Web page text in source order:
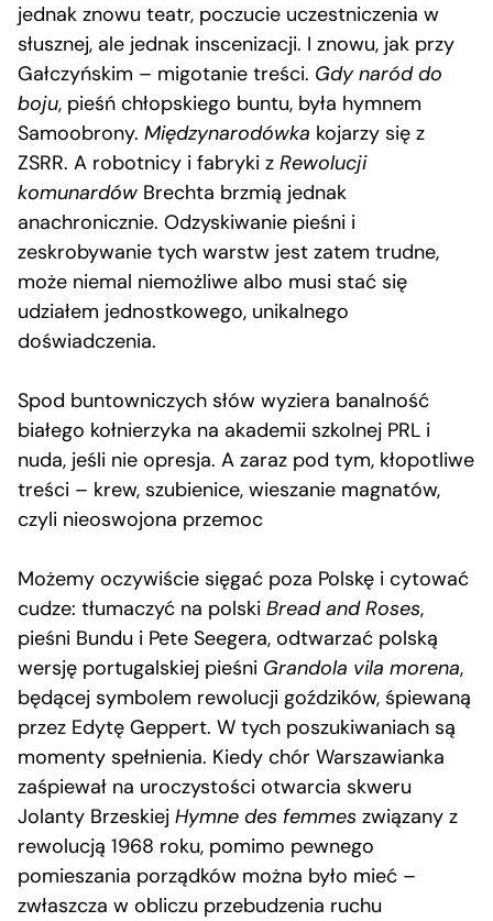
jednak znowu teatr, poczucie uczestniczenia w
słusznej, ale jednak inscenizacji. I znowu, jak przy
Gałczyńskim – migotanie treści. Gdy naród do
boju, pieśń chłopskiego buntu, była hymnem
Samoobrony. Międzynarodówka kojarzy się z
ZSRR. A robotnicy i fabryki z Rewolucji
komunardów Brechta brzmią jednak
anachronicznie. Odzyskiwanie pieśni i
zeskrobywanie tych warstw jest zatem trudne,
może niemal niemożliwe albo musi stać się
udziałem jednostkowego, unikalnego
doświadczenia.
Spod buntowniczych słów wyziera banalność
białego kołnierzyka na akademii szkolnej PRL i
nuda, jeśli nie opresja. A zaraz pod tym, kłopotliwe
treści – krew, szubienice, wieszanie magnatów,
czyli nieoswojona przemoc
Możemy oczywiście sięgać poza Polskę i cytować
cudze: tłumaczyć na polski Bread and Roses,
pieśni Bundu i Pete Seegera, odtwarzać polską
wersję portugalskiej pieśni Grandola vila morena,
będącej symbolem rewolucji goździków, śpiewaną
przez Edytę Geppert. W tych poszukiwaniach są
momenty spełnienia. Kiedy chór Warszawianka
zaśpiewał na uroczystości otwarcia skweru
Jolanty Brzeskiej Hymne des femmes związany z
rewolucją 1968 roku, pomimo pewnego
pomieszania porządków można było mieć –
zwłaszcza w obliczu przebudzenia ruchu